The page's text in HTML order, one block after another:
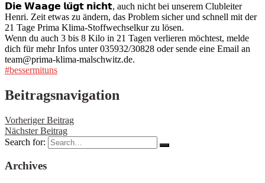
𝗗𝗶𝗲 𝗪𝗮𝗮𝗴𝗲 𝗹𝘂̈𝗴𝘁 𝗻𝗶𝗰𝗵𝘁, auch nicht bei unserem Clubleiter
Henri. Zeit etwas zu ändern, das Problem sicher und schnell mit der
21 Tage Prima Klima-Stoffwechselkur zu lösen.
Wenn du auch 3 bis 8 Kilo in 21 Tagen verlieren möchtest, melde
dich für mehr Infos unter 035932/30828 oder sende eine Email an
team@prima-klima-malschwitz.de.
#bessermituns
Beitragsnavigation
Vorheriger Beitrag
Nächster Beitrag
Search for:
Archives